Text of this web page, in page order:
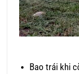
Bao trái khi